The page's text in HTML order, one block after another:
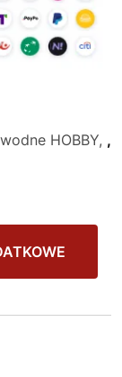
HOBBY ,